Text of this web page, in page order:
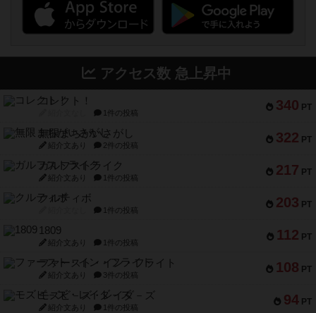
アクセス数 急上昇中
340 PT
コレクト！
1件の投稿
322 PT
無限まちがいさがし
紹介文あり 2件の投稿
217 PT
ガルフストライク
紹介文あり 1件の投稿
203 PT
クルティボ
1件の投稿
112 PT
1809
紹介文あり 1件の投稿
108 PT
ファースト・イン・フライト
紹介文あり 3件の投稿
94 PT
モズビ－ズ・レイダ－ズ
紹介文あり 1件の投稿